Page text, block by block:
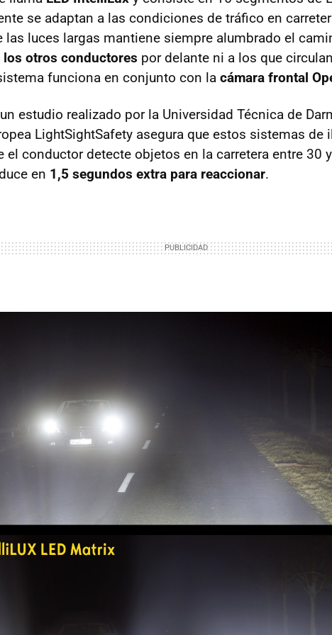
se adaptan a las condiciones de tráfico en
las luces largas mantiene siempre alumbrado el
los otros conductores por delante ni a los que
funciona en conjunto con la cámara frontal
estudio realizado por la Universidad Técnica de
LightSightSafety asegura que estos sistemas de
el conductor detecte objetos en la carretera entre 30
en 1,5 segundos extra para reaccionar.